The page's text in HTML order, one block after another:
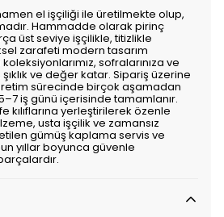
el işçiliği ile üretilmekte olup,
Hammadde olarak pirinç
üst seviye işçilikle, titizlikle
zarafeti modern tasarım
sofralarınıza ve
ve değer katar. Sipariş üzerine
sürecinde birçok aşamadan
iş günü içerisinde tamamlanır.
kılıflarına yerleştirilerek özenle
usta işçilik ve zamansız
gümüş kaplama servis ve
yıllar boyunca güvenle